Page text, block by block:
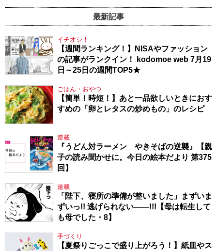
最新記事
イチオシ！
【週間ランキング！】NISAやファッション
の記事がランクイン！ kodomoe web 7月19
日～25日の週間TOP5★
ごはん・おやつ
【簡単！時短！】あと一品欲しいときにおす
すめの「卵とレタスの炒めもの」のレシピ
連載
『うどん対ラーメン やきそばの逆襲』【親
子の読み聞かせに。今日の絵本だより 第375
回】
連載
「陛下、寝所の準備が整いました」まずいま
ずいっ!! 逃げられない――!!!【母は転生して
も母でした・8】
手づくり
【夏祭りごっこで盛り上がろう！】紙皿やス